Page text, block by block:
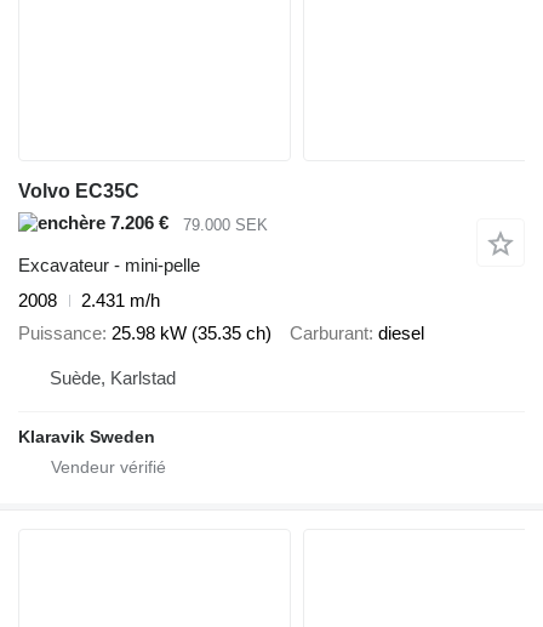
Volvo EC35C
7.206 €
79.000 SEK
Excavateur - mini-pelle
2008
2.431 m/h
Puissance 25.98 kW (35.35 ch) Carburant diesel
Suède, Karlstad
Klaravik Sweden